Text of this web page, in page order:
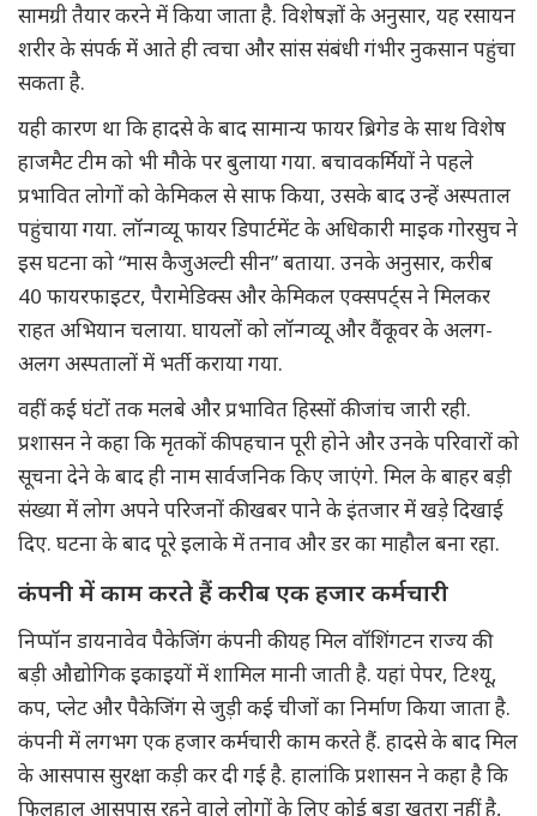
सामग्री तैयार करने में किया जाता है. विशेषज्ञों के अनुसार, यह रसायन
शरीर के संपर्क में आते ही त्वचा और सांस संबंधी गंभीर नुकसान पहुंचा
सकता है.
यही कारण था कि हादसे के बाद सामान्य फायर ब्रिगेड के साथ विशेष
हाजमैट टीम को भी मौके पर बुलाया गया. बचावकर्मियों ने पहले
प्रभावित लोगों को केमिकल से साफ किया, उसके बाद उन्हें अस्पताल
पहुंचाया गया. लॉन्गव्यू फायर डिपार्टमेंट के अधिकारी माइक गोरसुच ने
इस घटना को “मास कैजुअल्टी सीन” बताया. उनके अनुसार, करीब
40 फायरफाइटर, पैरामेडिक्स और केमिकल एक्सपर्ट्स ने मिलकर
राहत अभियान चलाया. घायलों को लॉन्गव्यू और वैंकूवर के अलग-
अलग अस्पतालों में भर्ती कराया गया.
वहीं कई घंटों तक मलबे और प्रभावित हिस्सों की जांच जारी रही.
प्रशासन ने कहा कि मृतकों की पहचान पूरी होने और उनके परिवारों को
सूचना देने के बाद ही नाम सार्वजनिक किए जाएंगे. मिल के बाहर बड़ी
संख्या में लोग अपने परिजनों की खबर पाने के इंतजार में खड़े दिखाई
दिए. घटना के बाद पूरे इलाके में तनाव और डर का माहौल बना रहा.
कंपनी में काम करते हैं करीब एक हजार कर्मचारी
निप्पॉन डायनावेव पैकेजिंग कंपनी की यह मिल वॉशिंगटन राज्य की
बड़ी औद्योगिक इकाइयों में शामिल मानी जाती है. यहां पेपर, टिश्यू,
कप, प्लेट और पैकेजिंग से जुड़ी कई चीजों का निर्माण किया जाता है.
कंपनी में लगभग एक हजार कर्मचारी काम करते हैं. हादसे के बाद मिल
के आसपास सुरक्षा कड़ी कर दी गई है. हालांकि प्रशासन ने कहा है कि
फिलहाल आसपास रहने वाले लोगों के लिए कोई बड़ा खतरा नहीं है,